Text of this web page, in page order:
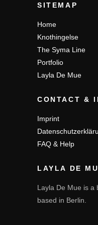
SITEMAP
Home
Knothingelse
The Syma Line
Portfolio
Layla De Mue
CONTACT &
Imprint
FAQ & Help
LAYLA DE
Layla De Mue is a
based in Berlin.